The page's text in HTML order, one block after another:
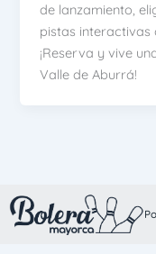
de lanzamiento,
pistas interactivas
¡Reserva y vive
Valle de Aburrá!